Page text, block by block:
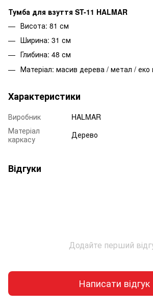
Тумба для взуття ST-11 HALMAR
Висота: 81 см
Ширина: 31 см
Глибина: 48 см
Матеріал: масив дерева / метал / еко
Характеристики
Виробник
HALMAR
Матеріал
каркасу
Дерево
Відгуки
Додайте перший
Написати відгук